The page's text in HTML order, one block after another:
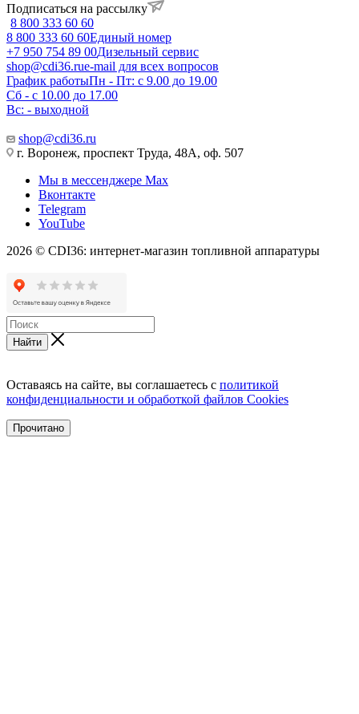
Подписаться на рассылку
8 800 333 60 60
8 800 333 60 60Единый номер
+7 950 754 89 00Дизельный сервис
shop@cdi36.rue-mail для всех вопросов
График работыПн - Пт: с 9.00 до 19.00
Сб - с 10.00 до 17.00
Вс: - выходной
shop@cdi36.ru
г. Воронеж, проспект Труда, 48А, оф. 507
Мы в мессенджере Max
Вконтакте
Telegram
YouTube
2026 © CDI36: интернет-магазин топливной аппаратуры
Найти
Оставаясь на сайте, вы соглашаетесь с политикой
конфиденциальности и обработкой файлов Cookies
Прочитано